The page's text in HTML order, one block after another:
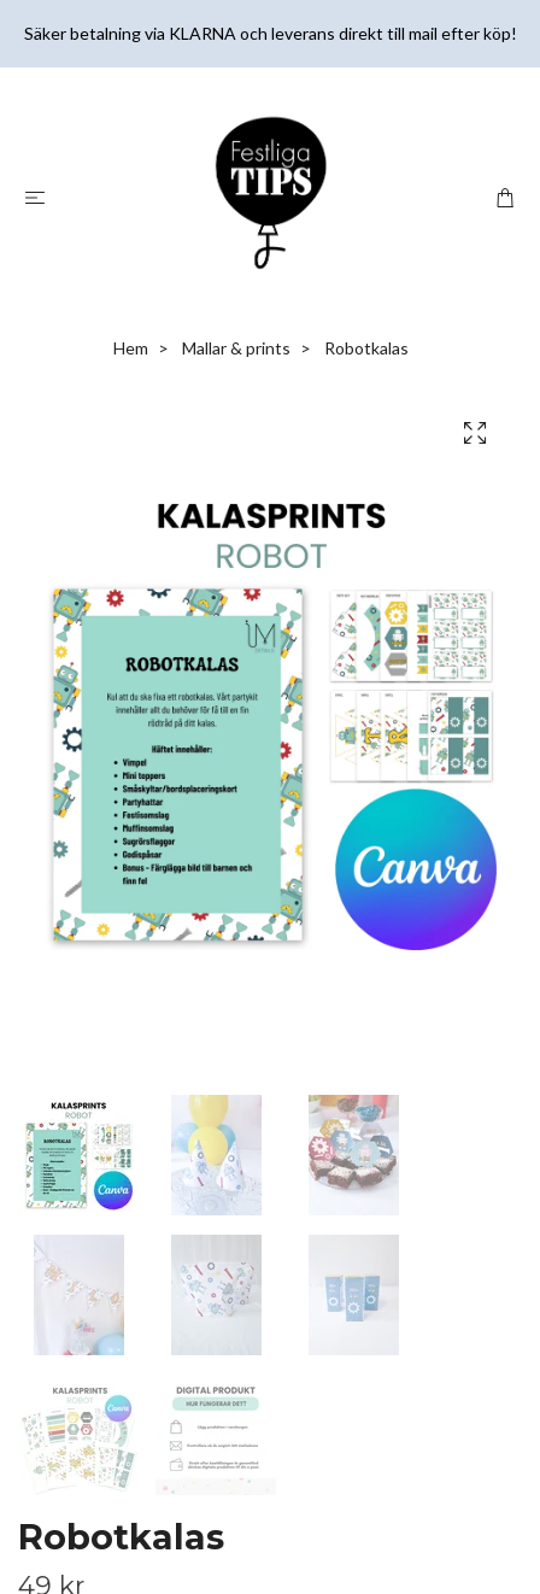
Säker betalning via KLARNA och leverans direkt till mail efter köp!
Hem Mallar & prints Robotkalas
Robotkalas
49 kr